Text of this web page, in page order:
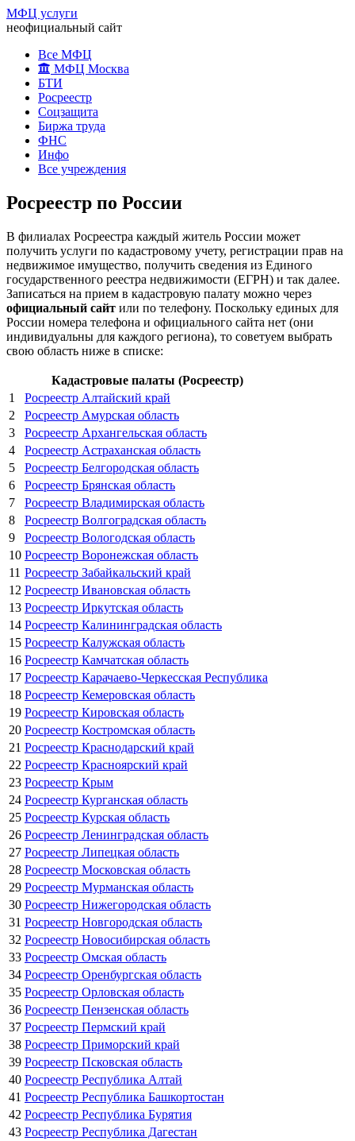
МФЦ услуги
неофициальный сайт
Все МФЦ
МФЦ Москва
БТИ
Росреестр
Соцзащита
Биржа труда
ФНС
Инфо
Все учреждения
Росреестр по России
В филиалах Росреестра каждый житель России может
получить услуги по кадастровому учету, регистрации прав на
недвижимое имущество, получить сведения из Единого
государственного реестра недвижимости (ЕГРН) и так далее.
Записаться на прием в кадастровую палату можно через
официальный сайт или по телефону. Поскольку единых для
России номера телефона и официального сайта нет (они
индивидуальны для каждого региона), то советуем выбрать
свою область ниже в списке:
Кадастровые палаты (Росреестр)
1
Росреестр Алтайский край
2
Росреестр Амурская область
3
Росреестр Архангельская область
4
Росреестр Астраханская область
5
Росреестр Белгородская область
6
Росреестр Брянская область
7
Росреестр Владимирская область
8
Росреестр Волгоградская область
9
Росреестр Вологодская область
10 Росреестр Воронежская область
11 Росреестр Забайкальский край
12 Росреестр Ивановская область
13 Росреестр Иркутская область
14 Росреестр Калининградская область
15 Росреестр Калужская область
16 Росреестр Камчатская область
17 Росреестр Карачаево-Черкесская Республика
18 Росреестр Кемеровская область
19 Росреестр Кировская область
20 Росреестр Костромская область
21 Росреестр Краснодарский край
22 Росреестр Красноярский край
23 Росреестр Крым
24 Росреестр Курганская область
25 Росреестр Курская область
26 Росреестр Ленинградская область
27 Росреестр Липецкая область
28 Росреестр Московская область
29 Росреестр Мурманская область
30 Росреестр Нижегородская область
31 Росреестр Новгородская область
32 Росреестр Новосибирская область
33 Росреестр Омская область
34 Росреестр Оренбургская область
35 Росреестр Орловская область
36 Росреестр Пензенская область
37 Росреестр Пермский край
38 Росреестр Приморский край
39 Росреестр Псковская область
40 Росреестр Республика Алтай
41 Росреестр Республика Башкортостан
42 Росреестр Республика Бурятия
43 Росреестр Республика Дагестан